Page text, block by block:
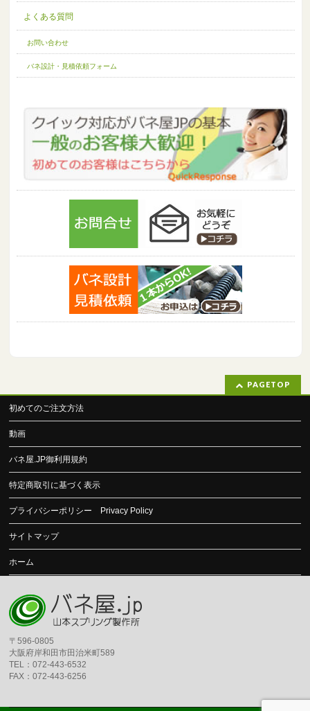
よくある質問
お問い合わせ
バネ設計・見積依頼フォーム
PAGETOP
初めてのご注文方法
動画
バネ屋.JP御利用規約
特定商取引に基づく表示
プライバシーポリシー Privacy Policy
サイトマップ
ホーム
〒596-0805
大阪府岸和田市田治米町589
TEL：072-443-6532
FAX：072-443-6256